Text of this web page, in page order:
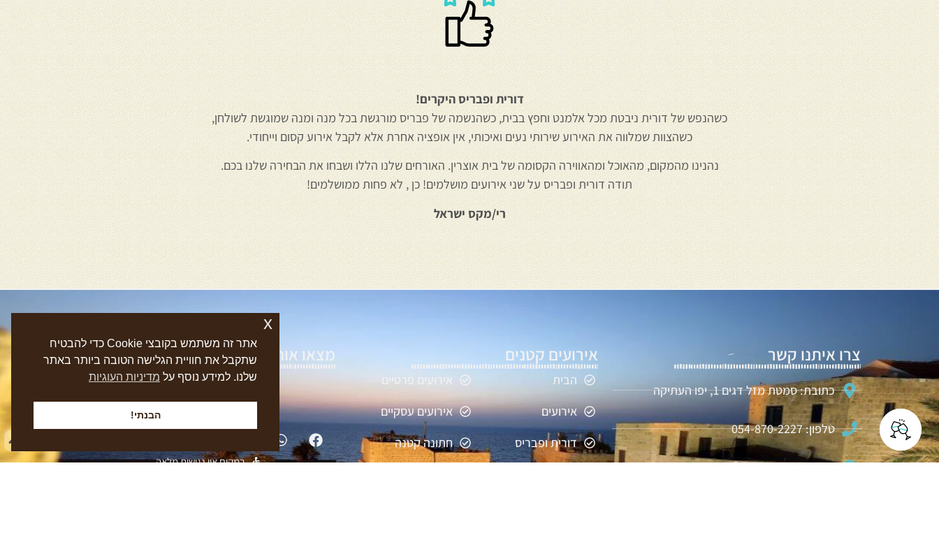
דורית ופבריס היקרים!
כשהנפש של דורית ניבטת מכל אלמנט וחפץ בבית, כשהנשמה של פבריס מורגשת בכל מנה ומנה שמוגשת לשולחן,
כשהצוות שמלווה את האירוע שירותי נעים ואיכותי, אין אופציה אחרת אלא לקבל אירוע קסום וייחודי.
נהנינו מהמקום, מהאוכל ומהאווירה הקסומה של בית אוצרין. האורחים שלנו הללו ושבחו את הבחירה שלנו בכם.
תודה דורית ופבריס על שני אירועים מושלמים! כן , לא פחות ממושלמים!
רי/מקס ישראל
צרו איתנו קשר
כתובת: סמטת מזל דגים 1, יפו העתיקה
טלפון: 054-870-2227
דוא"ל: beitotzarin@gmail.com
אירועים קטנים
הבית
אירועים
דורית ופבריס
אירועים פרטיים
אירועים עסקיים
חתונה קטנה
מצאו אותנו בפייסבוק
במקום אין נגישות מלאה
אתר זה משתמש בקובצי Cookie כדי להבטיח
שתקבל את חוויית הגלישה הטובה ביותר באתר
שלנו. למידע נוסף על מדיניות העוגיות
הבנתי!
x